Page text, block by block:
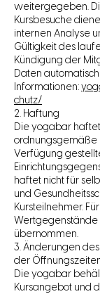
weitergegeben.
Kursbesuche
internen Analyse
Gültigkeit des
Kündigung der
Daten
Informationen:
chutz/
2. Haftung
Die yogabar
ordnungsgemäße
Verfügung
haftet nicht für
und
Kursteilnehmer.
übernommen.
3. Änderungen
der
Die yogabar
Kursangebot und